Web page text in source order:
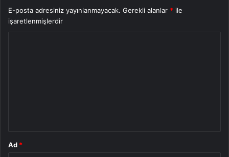
E-posta adresiniz yayınlanmayacak. Gerekli alanlar * ile
işaretlenmişlerdir
Ad *